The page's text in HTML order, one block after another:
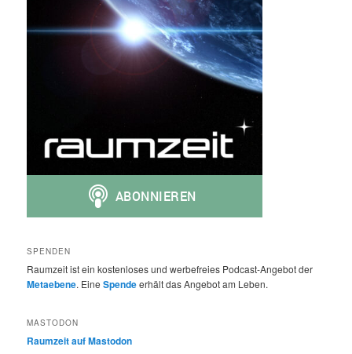
SPENDEN
Raumzeit ist ein kostenloses und werbefreies Podcast-Angebot der
Metaebene. EineSpendeerhält das Angebot am Leben.
MASTODON
Raumzeit auf Mastodon